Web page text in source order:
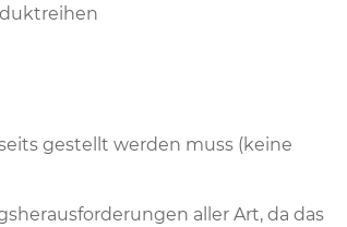
gestellt werden muss (keine
aller Art, da das